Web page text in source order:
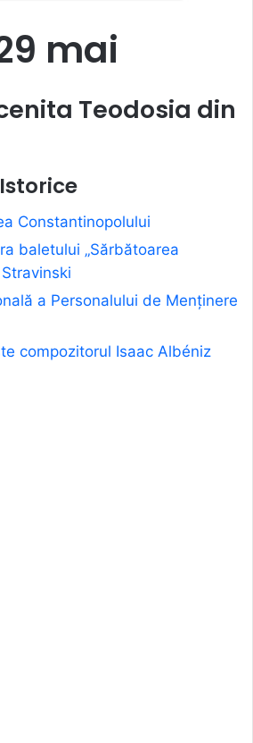
mai
Teodosia din
Constantinopolului
baletului „Sărbătoarea
a Personalului de Menținere
compozitorul Isaac Albéniz